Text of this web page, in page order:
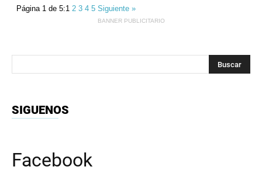
Página 1 de 5:1 2345Siguiente »
BANNER PUBLICITARIO
SIGUENOS
Facebook